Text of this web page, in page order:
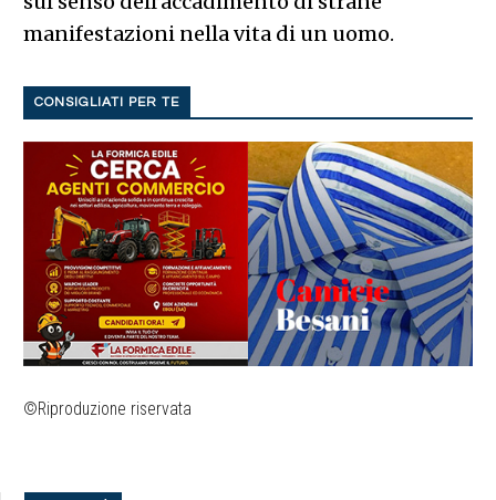
manifestazioni nella vita di un uomo.
CONSIGLIATI PER TE
©Riproduzione riservata